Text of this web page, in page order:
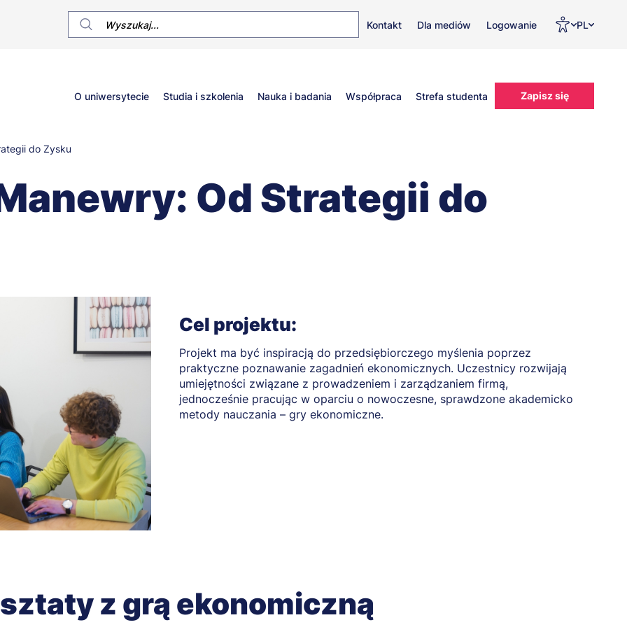
Top
Kontakt Dla mediów Logowanie PL
Główne
menu
O uniwersytecie Studia i szkolenia Nauka i badania Współpraca Strefa studenta Zapisz się
do Zysku
Od Strategii do
Cel projektu:
Projekt ma być inspiracją do przedsiębiorczego myślenia poprzez
praktyczne poznawanie zagadnień ekonomicznych. Uczestnicy rozwijają
umiejętności związane z prowadzeniem i zarządzaniem firmą,
jednocześnie pracując w oparciu o nowoczesne, sprawdzone akademicko
metody nauczania – gry ekonomiczne.
z grą ekonomiczną